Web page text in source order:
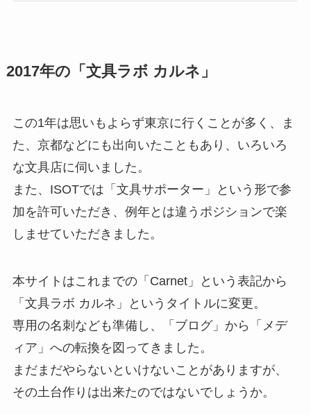
2017年の「文具ラボ カルネ」
この1年は思いもよらず東京に行くことが多く、ま
た、京都などにも出向いたこともあり、いろいろ
な文具店に伺いました。
また、ISOTでは「文具サポーター」という形で参
加を許可いただき、例年とは違うポジションで楽
しませていただきました。
本サイトはこれまでの「Carnet」という表記から
「文具ラボ カルネ」というタイトルに変更。
専用の名刺なども準備し、「ブログ」から「メデ
ィア」への転換を図ってきました。
まだまだやらないといけないことがありますが、
その土台作りは出来たのではないでしょうか。